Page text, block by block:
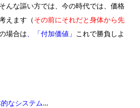
んな謳い方では、今の時代では、価格
えます（その前にそれだと身体から先
場合は 、「付加価値」 これで勝負しよ
なシステム…